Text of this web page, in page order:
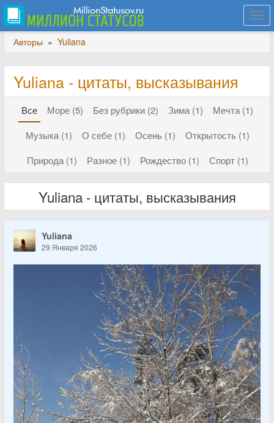
Авторы » Yuliana
Yuliana - цитаты, высказывания
Все Море (5) Без рубрики (2) Зима (1)
Мечта (1)
Музыка (1)
О себе (1) Осень (1)
Открытость (1)
Природа (1)
Разное (1) Рождество (1) Спорт (1)
Yuliana - цитаты, высказывания
Yuliana
29 Января 2026